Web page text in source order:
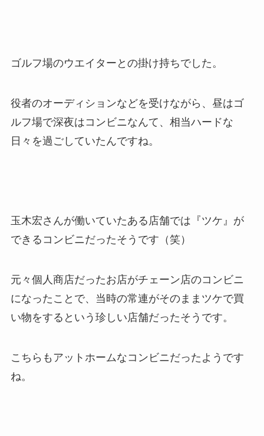
ゴルフ場のウエイターとの掛け持ちでした。
役者のオーディションなどを受けながら、昼はゴ
ルフ場で深夜はコンビニなんて、相当ハードな
日々を過ごしていたんですね。
玉木宏さんが働いていたある店舗では『ツケ』が
できるコンビニだったそうです（笑）
元々個人商店だったお店がチェーン店のコンビニ
になったことで、当時の常連がそのままツケで買
い物をするという珍しい店舗だったそうです。
こちらもアットホームなコンビニだったようです
ね。